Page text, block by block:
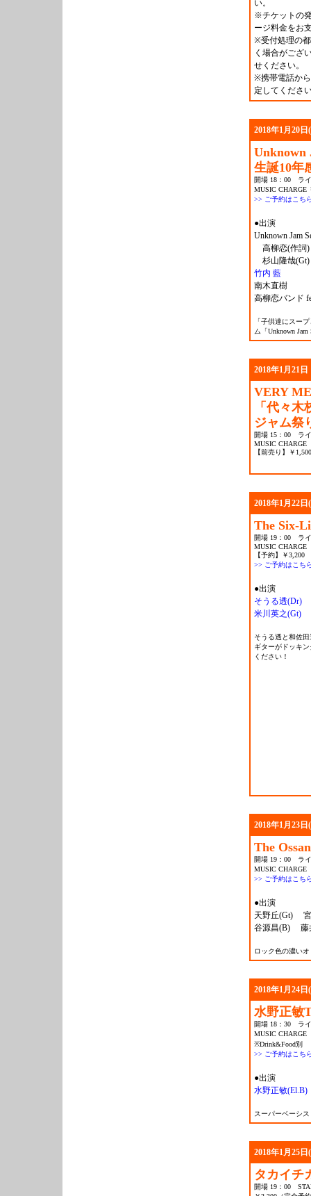
い。
※チケットの
ージ料金をお
※受付処理の
く場合がござ
せください。
※携帯電話か
定してくださ
2018年1月20日
Unknown
生誕10年
開場 18：00 ラ
MUSIC
>> ご予約はこち
●出演
Unknown Jam
高柳恋(作
杉山隆哉
竹内 藍
南木直樹
高柳恋バンド
「子供達にスー
ム「Unknown
2018年1月21
VERY
「代々
ジャム祭
開場 15：00 ラ
MUSIC CHARGE
【前売り】￥
2018年1月22日
The Six-
開場 19：00 ラ
MUSIC CHARGE
【予約】￥
>> ご予約はこち
●出演
そうる透(Dr)
米川英之(Gt)
そうる透と和佐
ギターがドッキ
ください！
2018年1月23日
The
開場 19：00 ラ
MUSIC
>> ご予約はこち
●出演
天野丘(Gt) 宮
谷源昌(B) 藤
ロック色の濃い
2018年1月24日
水野正敏
開場 18：30 ラ
MUSIC
※Drink&Food別
>> ご予約はこち
●出演
水野正敏(El.B)
スーパーベーシ
2018年1月25日
タカイチ
開場 19：00